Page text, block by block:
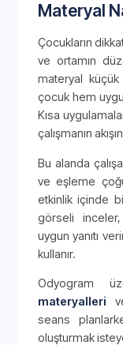
Materyal
Çocukların
ve ortamın
materyal küçük
çocuk hem
Kısa
çalışmanın
Bu alanda
ve eşleme
etkinlik içinde
görseli
uygun yanıtı
kullanır.
Odyogram
materyalleri
seans
oluşturmak